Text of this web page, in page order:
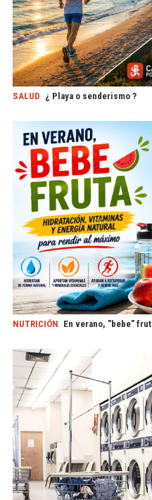
SALUD ¿ Playa o senderismo ?
NUTRICIÓN En verano, "bebe"